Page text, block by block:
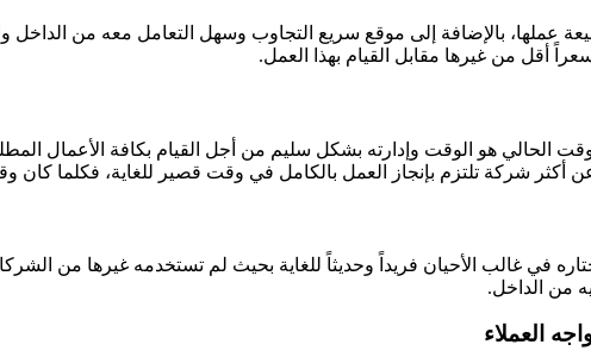
بالإضافة إلى موقع سريع التجاوب وسهل التعامل معه من الداخل
أقل من غيرها مقابل القيام بهذا العمل.
هو الوقت وإدارته بشكل سليم من أجل القيام بكافة الأعمال
أكثر شركة تلتزم بإنجاز العمل بالكامل في وقت قصير للغاية، فكلما كان
في غالب الأحيان فريداً وحديثاً للغاية بحيث لم تستخدمه غيرها من
من الداخل.
العملاء